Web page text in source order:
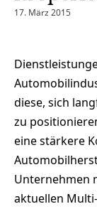
17. März 2015
diese, sich
zu
eine stärkere
Unternehmen
aktuellen